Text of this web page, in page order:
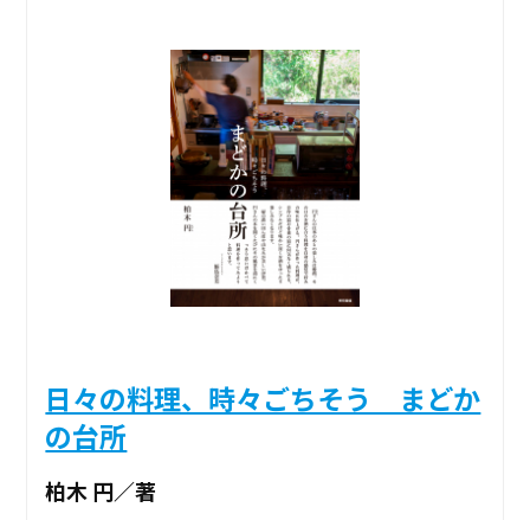
日々の料理、時々ごちそう まどか
の台所
柏木 円／著